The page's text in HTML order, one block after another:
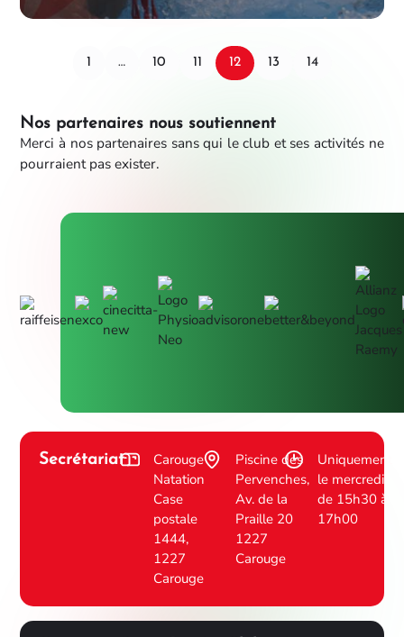
1 … 10 11 12 13 14
Nos partenaires nous soutiennent
Merci à nos partenaires sans qui le club et ses activités ne
pourraient pas exister.
Secrétariat
Carouge
Natation
Case
postale
1444,
1227
Carouge
Piscine des
Pervenches,
Av. de la
Praille 20
1227
Carouge
Uniquement
le mercredi
de 15h30 à
17h00